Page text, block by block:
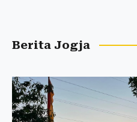
Berita Jogja